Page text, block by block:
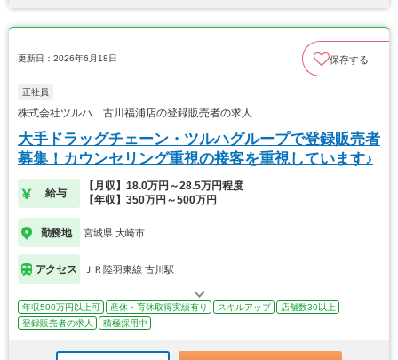
更新日：2026年6月18日 保存する
正社員
株式会社ツルハ 古川福浦店の登録販売者の求人
大手ドラッグチェーン・ツルハグループで登録販売者
募集！カウンセリング重視の接客を重視しています♪
給与
【月収】18.0万円～28.5万円程度
【年収】350万円～500万円
勤務地 宮城県 大崎市
アクセス ＪＲ陸羽東線 古川駅
年収500万円以上可 産休・育休取得実績有り スキルアップ
店舗数30以上
登録販売者の求人
積極採用中